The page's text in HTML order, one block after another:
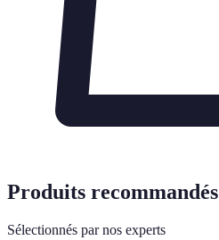
Produits recommandés
Sélectionnés par nos experts